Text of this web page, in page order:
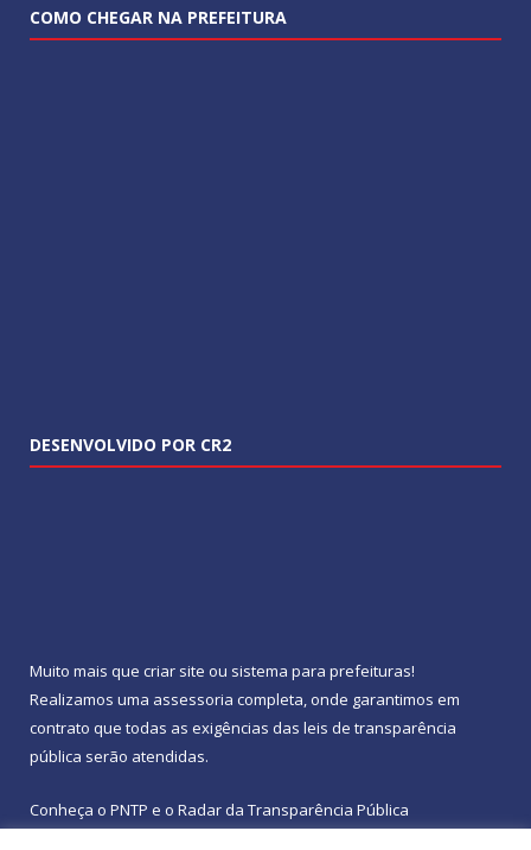
COMO CHEGAR NA PREFEITURA
DESENVOLVIDO POR CR2
Muito mais que criar site ou sistema para prefeituras!
Realizamos uma assessoria completa, onde garantimos em
contrato que todas as exigências das leis de transparência
pública serão atendidas.
Conheça o PNTP e o Radar da Transparência Pública